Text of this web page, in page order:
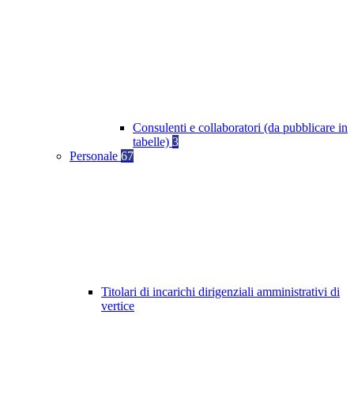
Consulenti e collaboratori (da pubblicare in
tabelle) 3
Personale 67
Titolari di incarichi dirigenziali amministrativi di
vertice